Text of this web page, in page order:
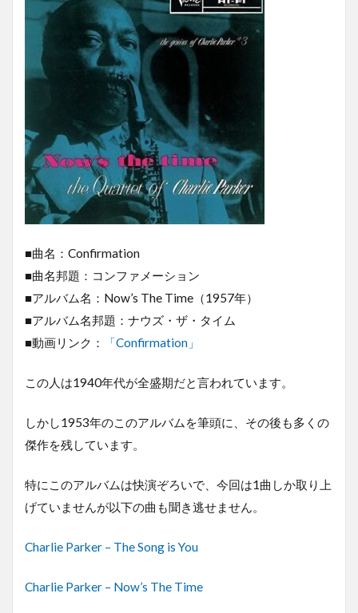
■曲名：Confirmation
■曲名邦題：コンファメーション
■アルバム名：Now’s The Time（1957年）
■アルバム名邦題：ナウズ・ザ・タイム
■動画リンク：
「Confirmation」
この人は1940年代が全盛期だと言われています。
しかし1953年のこのアルバムを筆頭に、その後も多くの
傑作を残しています。
特にこのアルバムは快演ぞろいで、今回は1曲しか取り上
げていませんが以下の曲も聞き逃せません。
Charlie Parker – The Song is You
Charlie Parker – Now’s The Time